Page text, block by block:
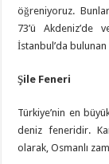
öğreniyoruz.
73’ü Akdeniz’de
İstanbul’da
Şile Feneri
Türkiye’nin en
deniz feneridir.
olarak, Osmanlı